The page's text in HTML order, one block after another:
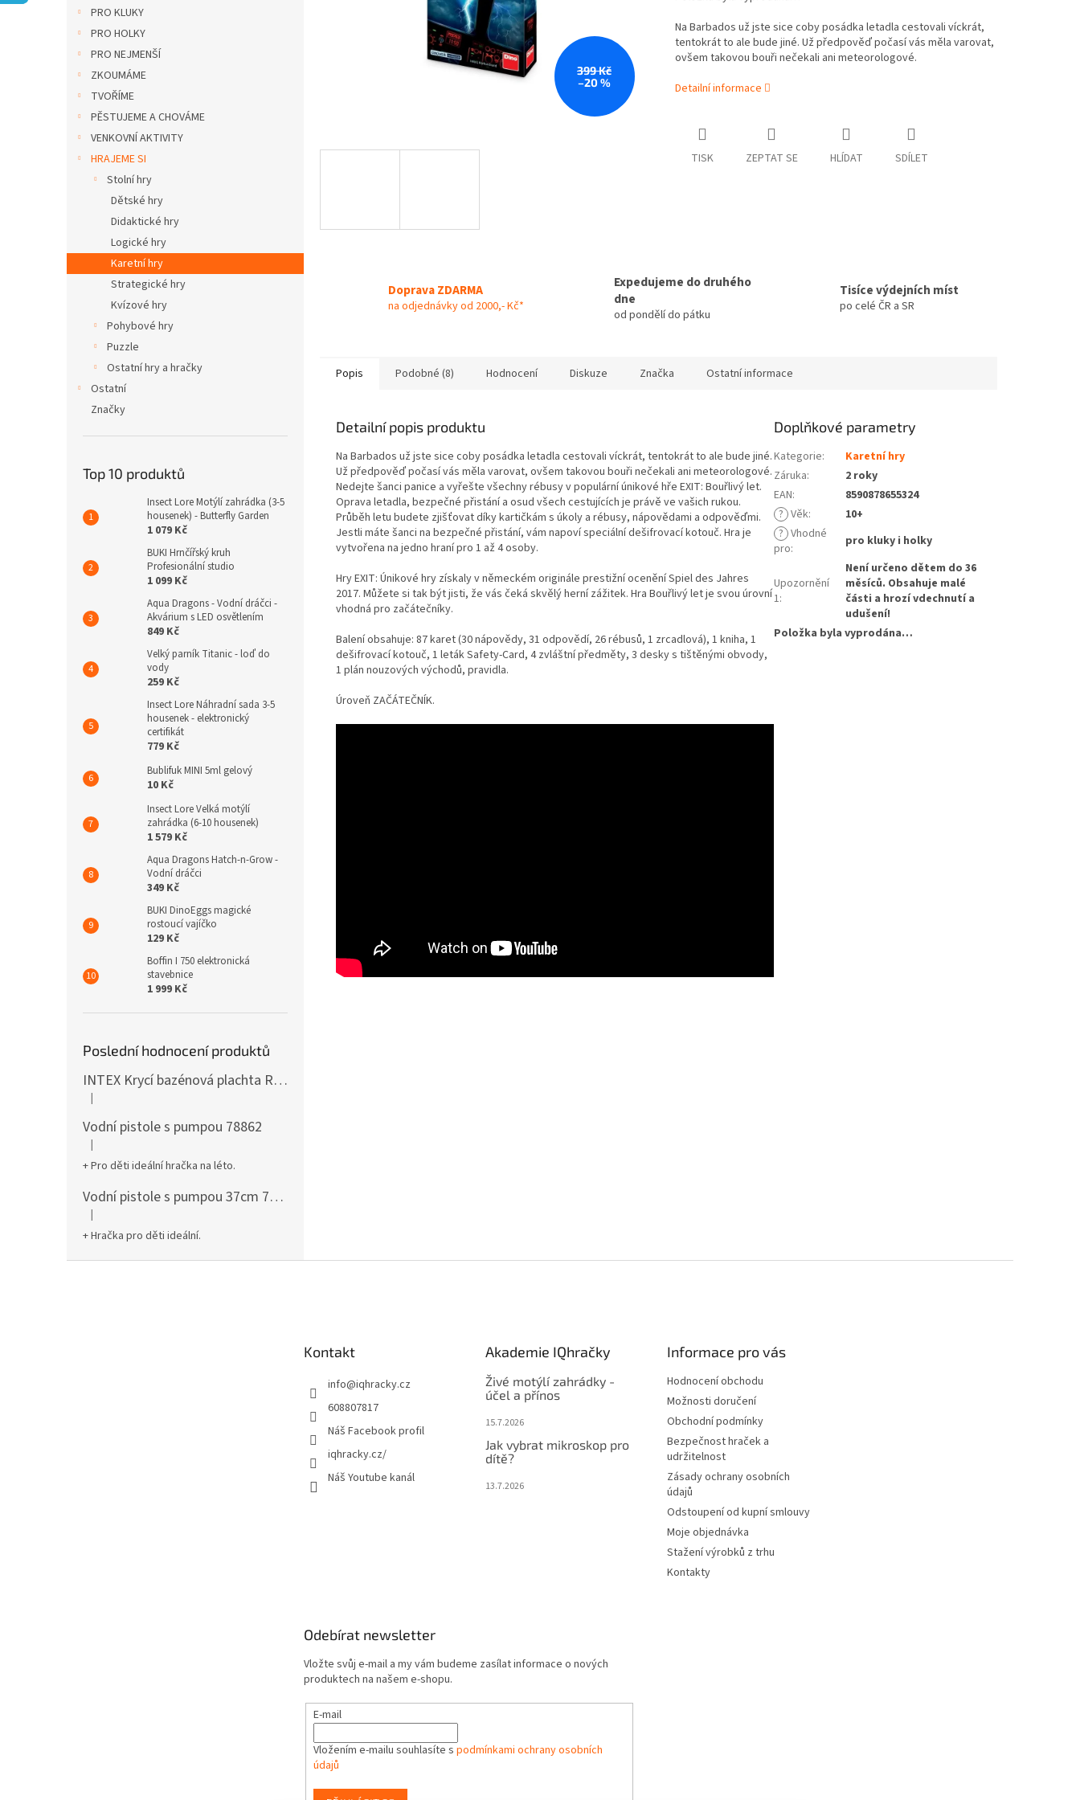
PRO KLUKY
PRO HOLKY
PRO NEJMENŠÍ
ZKOUMÁME
TVOŘÍME
PĚSTUJEME A CHOVÁME
VENKOVNÍ AKTIVITY
HRAJEME SI
Stolní hry
Dětské hry
Didaktické hry
Logické hry
Karetní hry
Strategické hry
Kvízové hry
Pohybové hry
Puzzle
Ostatní hry a hračky
Ostatní
Značky
Top 10 produktů
Insect Lore Motýlí zahrádka (3-5
housenek) - Butterfly Garden
1 079 Kč
BUKI Hrnčířský kruh
Profesionální studio
1 099 Kč
Aqua Dragons - Vodní dráčci -
Akvárium s LED osvětlením
849 Kč
Velký parník Titanic - loď do
vody
259 Kč
Insect Lore Náhradní sada 3-5
housenek - elektronický
certifikát
779 Kč
Bublifuk MINI 5ml gelový
10 Kč
Insect Lore Velká motýlí
zahrádka (6-10 housenek)
1 579 Kč
Aqua Dragons Hatch-n-Grow -
Vodní dráčci
349 Kč
BUKI DinoEggs magické
rostoucí vajíčko
129 Kč
Boffin I 750 elektronická
stavebnice
1 999 Kč
Poslední hodnocení produktů
INTEX Krycí bazénová plachta Round 305cm 28030
Hodnocení produktu je 5 z 5 hvězdiček.
|
Vodní pistole s pumpou 78862
Hodnocení produktu je 5 z 5 hvězdiček.
|
+ Pro děti ideální hračka na léto.
Vodní pistole s pumpou 37cm 78961
Hodnocení produktu je 5 z 5 hvězdiček.
|
+ Hračka pro děti ideální.
399 Kč
–20 %
Na Barbados už jste sice coby posádka letadla cestovali víckrát,
tentokrát to ale bude jiné. Už předpověď počasí vás měla varovat,
ovšem takovou bouři nečekali ani meteorologové.
Detailní informace
TISK ZEPTAT SE HLÍDAT SDÍLET
Doprava ZDARMA
na odjednávky od 2000,- Kč*
Expedujeme do druhého
dne
od pondělí do pátku
Tisíce výdejních míst
po celé ČR a SR
Popis Podobné (8) Hodnocení Diskuze Značka Ostatní informace
Detailní popis produktu
Na Barbados už jste sice coby posádka letadla cestovali víckrát, tentokrát to ale bude jiné.
Už předpověď počasí vás měla varovat, ovšem takovou bouři nečekali ani meteorologové.
Nedejte šanci panice a vyřešte všechny rébusy v populární únikové hře EXIT: Bouřlivý let.
Oprava letadla, bezpečné přistání a osud všech cestujících je právě ve vašich rukou.
Průběh letu budete zjišťovat díky kartičkám s úkoly a rébusy, nápovědami a odpověďmi.
Jestli máte šanci na bezpečné přistání, vám napoví speciální dešifrovací kotouč. Hra je
vytvořena na jedno hraní pro 1 až 4 osoby.
Hry EXIT: Únikové hry získaly v německém originále prestižní ocenění Spiel des Jahres
2017. Můžete si tak být jisti, že vás čeká skvělý herní zážitek. Hra Bouřlivý let je svou úrovní
vhodná pro začátečníky.
Balení obsahuje: 87 karet (30 nápovědy, 31 odpovědí, 26 rébusů, 1 zrcadlová), 1 kniha, 1
dešifrovací kotouč, 1 leták Safety-Card, 4 zvláštní předměty, 3 desky s tištěnými obvody,
1 plán nouzových východů, pravidla.
Úroveň ZAČÁTEČNÍK.
Doplňkové parametry
Kategorie:
Karetní hry
Záruka:
2 roky
EAN:
8590878655324
? Věk:
10+
? Vhodné
pro: pro kluky i holky
Upozornění
1:
Není určeno dětem do 36
měsíců. Obsahuje malé
části a hrozí vdechnutí a
udušení!
Položka byla vyprodána…
Kontakt
info@iqhracky.cz
608807817
Náš Facebook profil
iqhracky.cz/
Náš Youtube kanál
Akademie IQhračky
Živé motýlí zahrádky -
účel a přínos
15.7.2026
Jak vybrat mikroskop pro
dítě?
13.7.2026
Informace pro vás
Hodnocení obchodu
Možnosti doručení
Obchodní podmínky
Bezpečnost hraček a
udržitelnost
Zásady ochrany osobních
údajů
Odstoupení od kupní smlouvy
Moje objednávka
Stažení výrobků z trhu
Kontakty
Odebírat newsletter
Vložte svůj e-mail a my vám budeme zasílat informace o nových
produktech na našem e-shopu.
E-mail
Vložením e-mailu souhlasíte s podmínkami ochrany osobních
údajů